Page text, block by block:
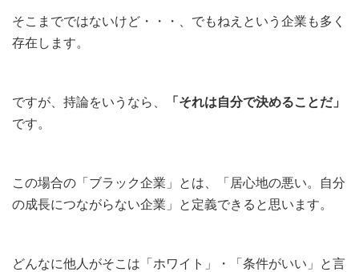
そこまでではないけど・・・、でもねえという企業も多く
存在します。
ですが、持論をいうなら、
「それは自分で決めることだ」
です。
この場合の「ブラック企業」とは、「居心地の悪い。自分
の成長につながらない企業」と定義できると思います。
どんなに他人がそこは「ホワイト」・「条件がいい」と言